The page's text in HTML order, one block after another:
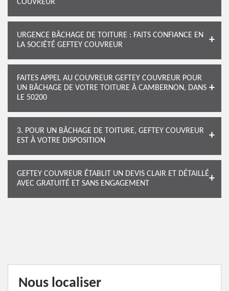
COUVREUR
URGENCE BÂCHAGE DE TOITURE : FAITS CONFIANCE EN
LA SOCIÉTÉ GEFTEY COUVREUR
FAITES APPEL AU COUVREUR GEFTEY COUVREUR POUR
UN BÂCHAGE DE VOTRE TOITURE À CAMBERNON, DANS
LE 50200
3. POUR UN BÂCHAGE DE TOITURE, GEFTEY COUVREUR
EST À VOTRE DISPOSITION
GEFTEY COUVREUR ÉTABLIT UN DEVIS CLAIR ET DÉTAILLÉ
AVEC GRATUITÉ ET SANS ENGAGEMENT
Nous localiser